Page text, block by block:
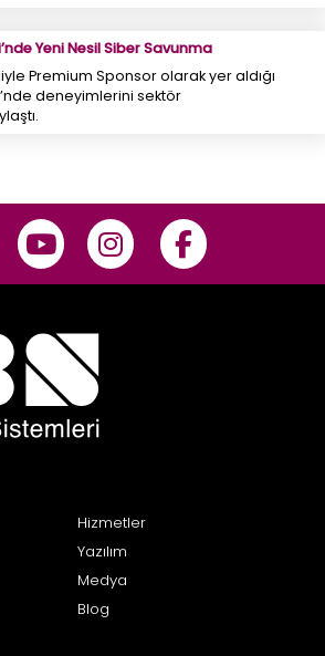
Yeni Nesil Siber Savunma
Premium Sponsor olarak yer aldığı
deneyimlerini sektör
Hizmetler
Yazılım
Medya
Blog